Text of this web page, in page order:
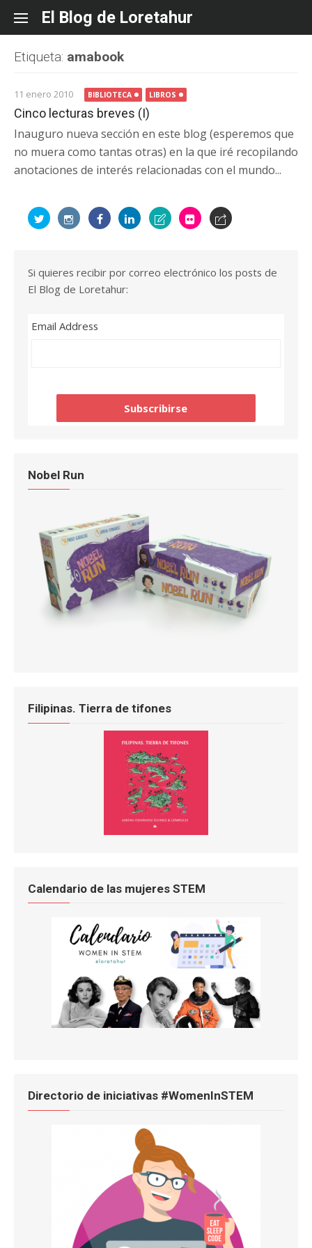
content
El Blog de Loretahur
Etiqueta: amabook
11 enero 2010 BIBLIOTECA LIBROS
Cinco lecturas breves (I)
Inauguro nueva sección en este blog (esperemos que
no muera como tantas otras) en la que iré recopilando
anotaciones de interés relacionadas con el mundo...
Si quieres recibir por correo electrónico los posts de
El Blog de Loretahur:
Email Address
Nobel Run
Filipinas. Tierra de tifones
Calendario de las mujeres STEM
Directorio de iniciativas #WomenInSTEM